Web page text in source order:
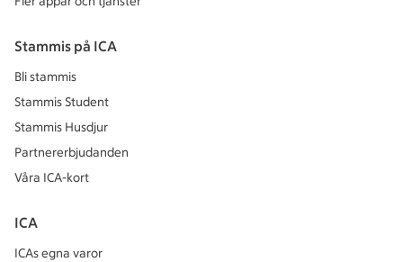
Stammis på ICA
Bli stammis
Stammis Student
Stammis Husdjur
Partnererbjudanden
Våra ICA-kort
ICA
ICAs egna varor